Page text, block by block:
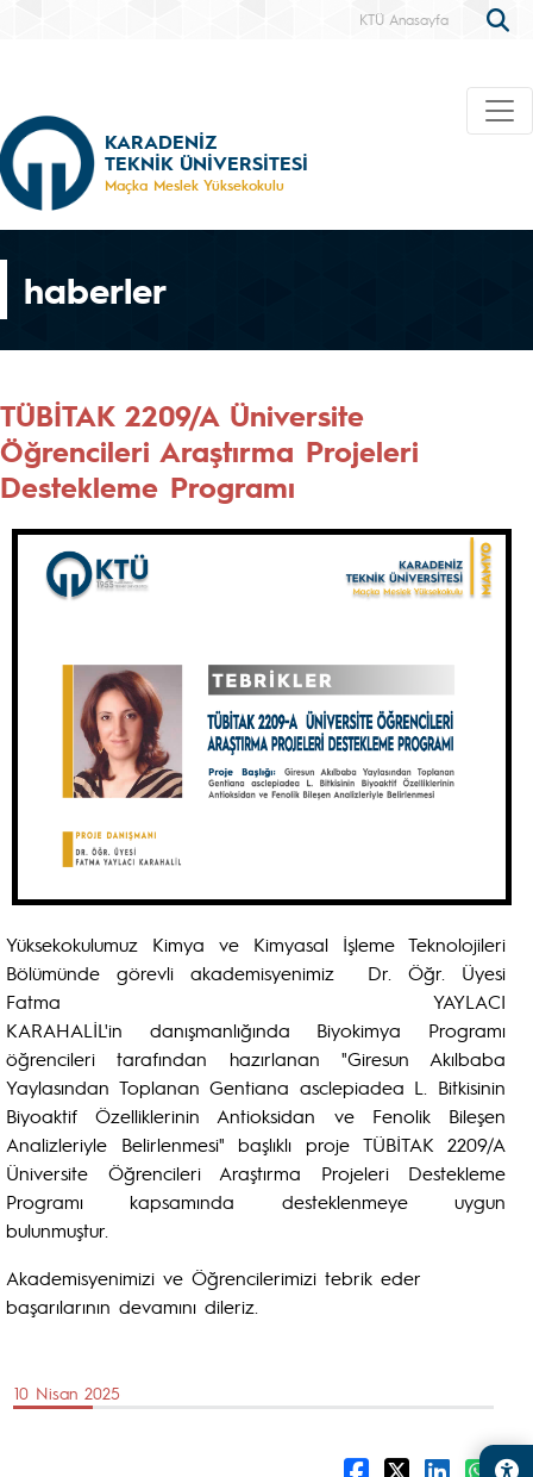
KTÜ Anasayfa
KARADENİZ
TEKNİK ÜNİVERSİTESİ
Maçka Meslek Yüksekokulu
haberler
TÜBİTAK 2209/A Üniversite
Öğrencileri Araştırma Projeleri
Destekleme Programı
Yüksekokulumuz Kimya ve Kimyasal İşleme Teknolojileri
Bölümünde görevli akademisyenimiz Dr. Öğr. Üyesi
Fatma YAYLACI
KARAHALİL'in danışmanlığında Biyokimya Programı
öğrencileri tarafından hazırlanan "Giresun Akılbaba
Yaylasından Toplanan Gentiana asclepiadea L. Bitkisinin
Biyoaktif Özelliklerinin Antioksidan ve Fenolik Bileşen
Analizleriyle Belirlenmesi" başlıklı proje TÜBİTAK 2209/A
Üniversite Öğrencileri Araştırma Projeleri Destekleme
Programı kapsamında desteklenmeye uygun
bulunmuştur.
Akademisyenimizi ve Öğrencilerimizi tebrik eder
başarılarının devamını dileriz.
10 Nisan 2025